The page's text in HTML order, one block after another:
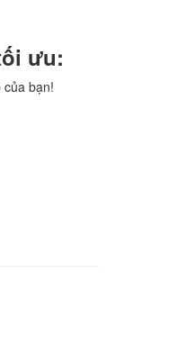
ưu:
bạn!